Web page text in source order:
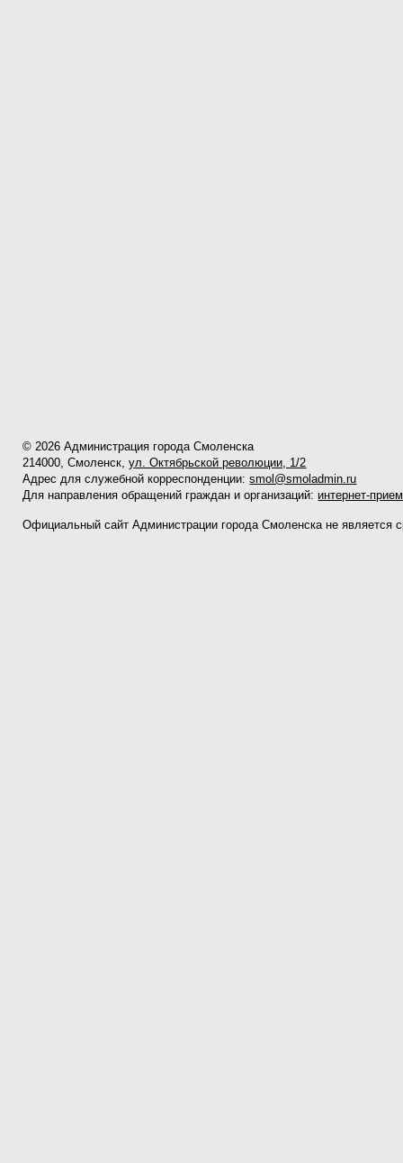
© 2026 Администрация города Смоленска
214000, Смоленск,ул. Октябрьской революции, 1/2
Адрес для служебной корреспонденции:smol@smoladmin.ru
Для направления обращений граждан и организаций: интернет-
Официальный сайт Администрации города Смоленска не является